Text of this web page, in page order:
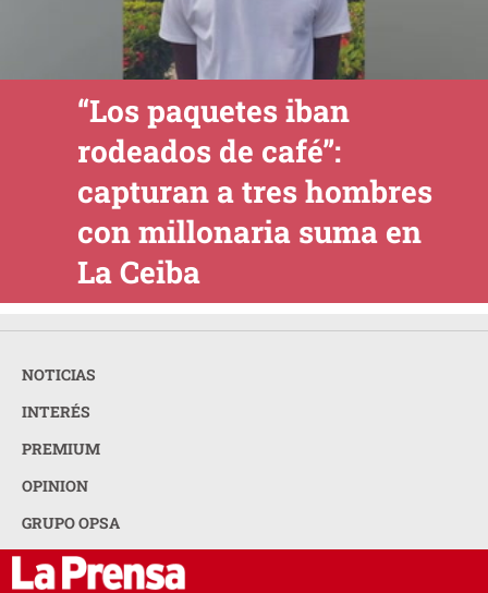
“Los paquetes iban
rodeados de café”:
capturan a tres hombres
con millonaria suma en
La Ceiba
NOTICIAS
INTERÉS
PREMIUM
OPINION
GRUPO OPSA